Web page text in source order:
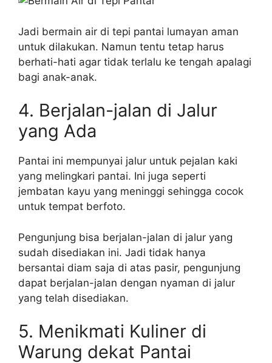
Jadi bermain air di tepi pantai lumayan aman
untuk dilakukan. Namun tentu tetap harus
berhati-hati agar tidak terlalu ke tengah apalagi
bagi anak-anak.
4. Berjalan-jalan di Jalur
yang Ada
Pantai ini mempunyai jalur untuk pejalan kaki
yang melingkari pantai. Ini juga seperti
jembatan kayu yang meninggi sehingga cocok
untuk tempat berfoto.
Pengunjung bisa berjalan-jalan di jalur yang
sudah disediakan ini. Jadi tidak hanya
bersantai diam saja di atas pasir, pengunjung
dapat berjalan-jalan dengan nyaman di jalur
yang telah disediakan.
5. Menikmati Kuliner di
Warung dekat Pantai